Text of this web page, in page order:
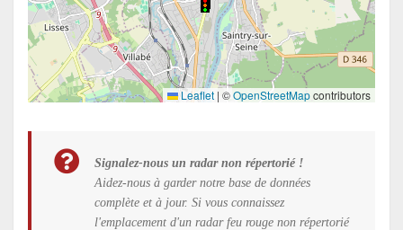
Leaflet | ©OpenStreetMapcontributors
Signalez-nous un radar non répertorié !
Aidez-nous à garder notre base de données
complète et à jour. Si vous connaissez
l'emplacement d'un radar feu rouge non répertorié